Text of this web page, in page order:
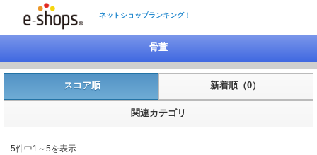
ネットショップランキング！
骨董
スコア順 新着順（0）
関連カテゴリ
5件中1～5を表示